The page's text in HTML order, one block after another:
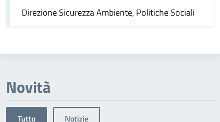
Direzione Sicurezza Ambiente, Politiche Sociali
Novità
Tutto Notizie